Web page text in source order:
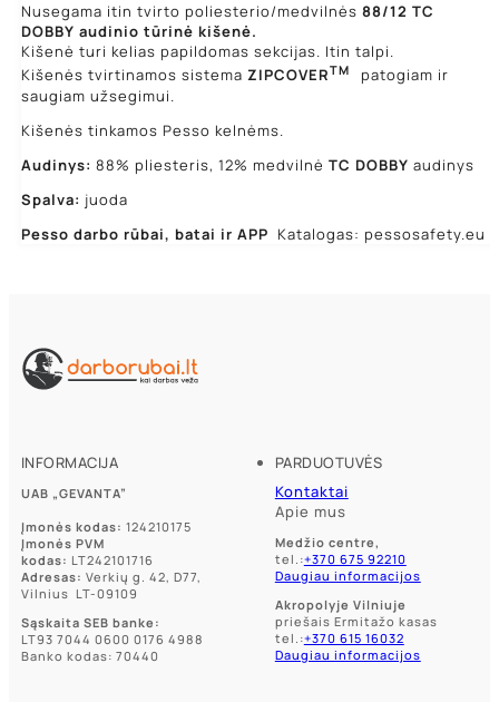
Nusegama itin tvirto poliesterio/medvilnės 88/12 TC
DOBBY audinio tūrinė kišenė.
Kišenė turi kelias papildomas sekcijas. Itin talpi.
Kišenės tvirtinamos sistema ZIPCOVERTM
patogiam ir
saugiam užsegimui.
Kišenės tinkamos Pesso kelnėms.
Audinys: 88% pliesteris, 12% medvilnė TC DOBBY audinys
Spalva: juoda
Pesso darbo rūbai, batai ir APP Katalogas: pessosafety.eu
INFORMACIJA
UAB „GEVANTA”
Įmonės kodas: 124210175
Įmonės PVM
kodas: LT242101716
Adresas: Verkių g. 42, D77,
Vilnius LT-09109
Sąskaita SEB banke:
LT93 7044 0600 0176 4988
Banko kodas: 70440
PARDUOTUVĖS
Kontaktai
Apie mus
Medžio centre,
tel.:+370 675 92210
Daugiau informacijos
Akropolyje Vilniuje
priešais Ermitažo kasas
tel.:+370 615 16032
Daugiau informacijos